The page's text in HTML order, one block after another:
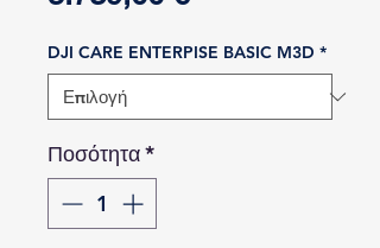
DJI CARE ENTERPISE BASIC M3D *
Ποσότητα*